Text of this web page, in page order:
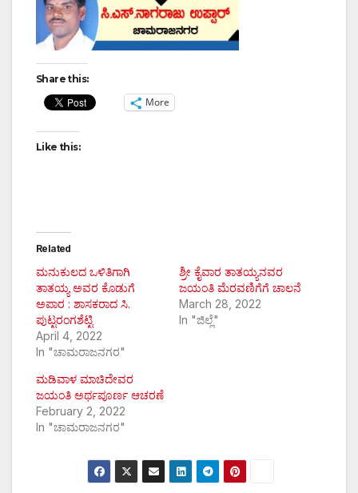
Share this:
More
Like this:
Related
ಮನುಕುಲದ ಒಳಿತಿಗಾಗಿ
ತಾತಯ್ಯ ಅವರ ಕೊಡುಗೆ
ಅಪಾರ : ಶಾಸಕರಾದ ಸಿ.
ಪುಟ್ಟರಂಗಶೆಟ್ಟಿ
April 4, 2022
In "ಚಾಮರಾಜನಗರ"
ಶ್ರೀ ಕೈವಾರ ತಾತಯ್ಯನವರ
ಜಯಂತಿ ಮೆರವಣಿಗೆಗೆ ಚಾಲನೆ
March 28, 2022
In "ಜಿಲ್ಲೆ"
ಮಡಿವಾಳ ಮಾಚಿದೇವರ
ಜಯಂತಿ ಅರ್ಥಪೂರ್ಣ ಆಚರಣೆ
February 2, 2022
In "ಚಾಮರಾಜನಗರ"